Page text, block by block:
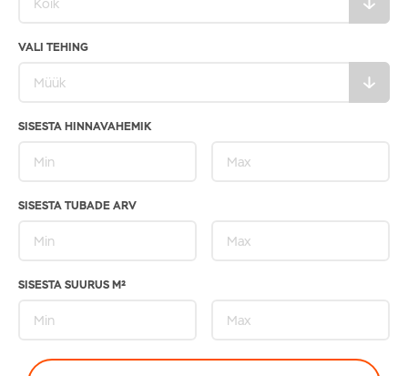
VALI TEHING
SISESTA HINNAVAHEMIK
SISESTA TUBADE ARV
SISESTA SUURUS M²